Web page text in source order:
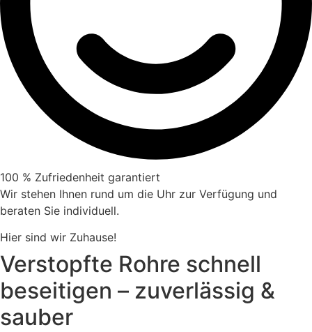
100 % Zufriedenheit garantiert
Wir stehen Ihnen rund um die Uhr zur Verfügung und
beraten Sie individuell.
Hier sind wir Zuhause!
Verstopfte Rohre schnell
beseitigen – zuverlässig &
sauber